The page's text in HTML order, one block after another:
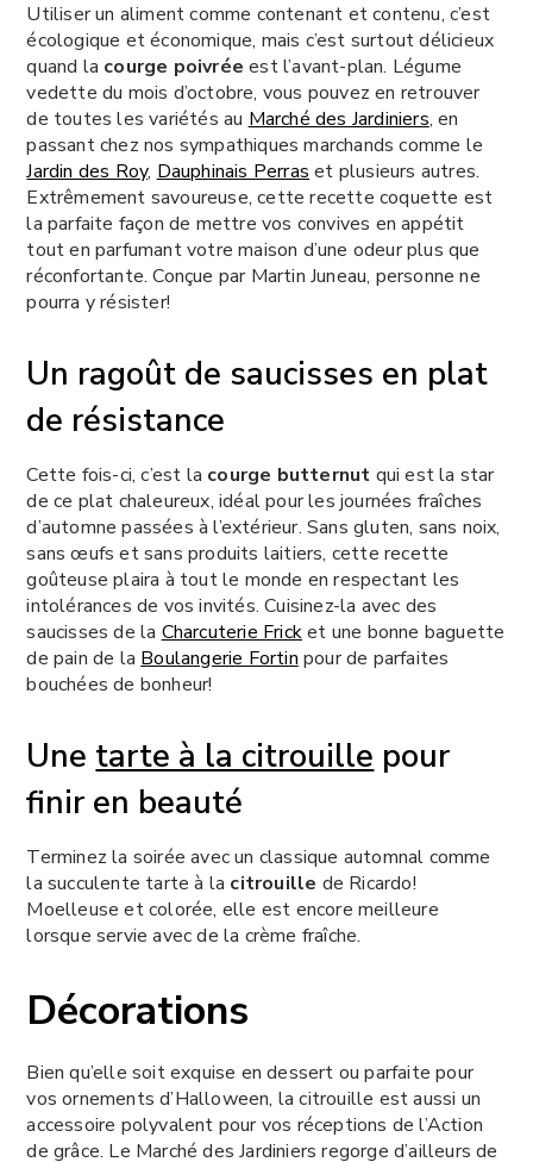
Utiliser un aliment comme contenant et contenu, c’est
écologique et économique, mais c’est surtout délicieux
quand la courge poivrée est l’avant-plan. Légume
vedette du mois d’octobre, vous pouvez en retrouver
de toutes les variétés auMarché des Jardiniers, en
passant chez nos sympathiques marchands comme le
Jardin des Roy,Dauphinais Perraset plusieurs autres.
Extrêmement savoureuse, cette recette coquette est
la parfaite façon de mettre vos convives en appétit
tout en parfumant votre maison d’une odeur plus que
réconfortante. Conçue par Martin Juneau, personne ne
pourra y résister!
Un ragoût de saucisses en plat
de résistance
Cette fois-ci, c’est la courge butternut qui est la star
de ce plat chaleureux, idéal pour les journées fraîches
d’automne passées à l’extérieur. Sans gluten, sans noix,
sans œufs et sans produits laitiers, cette recette
goûteuse plaira à tout le monde en respectant les
intolérances de vos invités. Cuisinez-la avec des
saucisses de laCharcuterie Fricket une bonne baguette
de pain de laBoulangerie Fortinpour de parfaites
bouchées de bonheur!
Unetarte à la citrouillepour
finir en beauté
Terminez la soirée avec un classique automnal comme
la succulente tarte à la citrouille de Ricardo!
Moelleuse et colorée, elle est encore meilleure
lorsque servie avec de la crème fraîche.
Décorations
Bien qu’elle soit exquise en dessert ou parfaite pour
vos ornements d’Halloween, la citrouille est aussi un
accessoire polyvalent pour vos réceptions de l’Action
de grâce. Le Marché des Jardiniers regorge d’ailleurs de